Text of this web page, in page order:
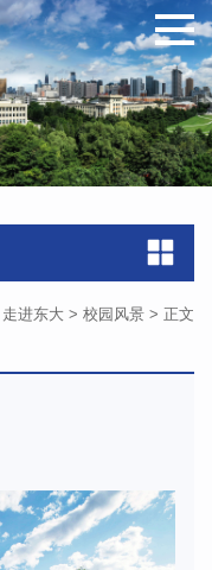
走进东大 > 校园风景 > 正文